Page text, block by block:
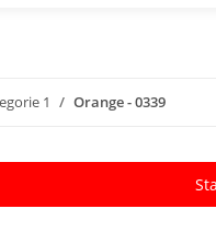
Kategorie 2
1 Orange - 0339